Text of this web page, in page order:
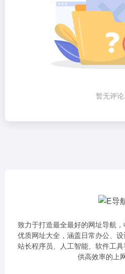
暂无评
致力于打造最全最好的网址导航
优质网址大全，涵盖日常办公、设
站长程序员、人工智能、软件工
供高效率的上